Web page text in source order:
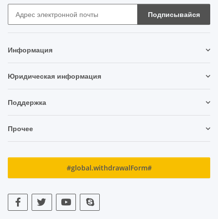
Подписывайся
Информация
Юридическая информация
Поддержка
Прочее
#global.withdrawalForm#